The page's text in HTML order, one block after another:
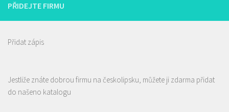
PŘIDEJTE FIRMU
Přidat zápis
Jestliže znáte dobrou firmu na českolipsku, můžete ji zdarma přidat
do našeno katalogu